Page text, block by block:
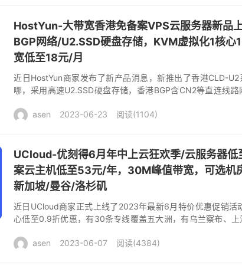
HostYun-大带宽香港免备案VPS云服务器新品
BGP网络/U2.SSD硬盘存储，KVM虚拟化1核
宽低至18元/月
近日HostYun商家发布了新产品消息，新推出了香港CLD-
哪，采用高速U2.SSD硬盘存储，香港BGP含CN2等直连线路
asen 2023-06-23 阅读(1104)
UCloud-优刻得6月年中上云狂欢季/云服务器低
案云主机低至53元/年，30M峰值带宽，可选机
新加坡/曼谷/洛杉矶
近日UCloud商家正式上线了2023年最新6月特价优惠促销活
心低至0.9折优惠，有30条专线覆盖五大洲，有乌兰察布、上
asen 2023-06-07 阅读(4384)